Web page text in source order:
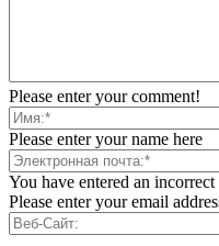
Please enter your comment!
Please enter your name here
You have entered an incorrect
Please enter your email